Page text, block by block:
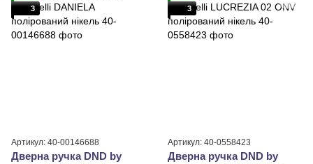
3
Артикул: 40-00146688
Дверна ручка DND by
3
Артикул: 40-0558423
Дверна ручка DND by